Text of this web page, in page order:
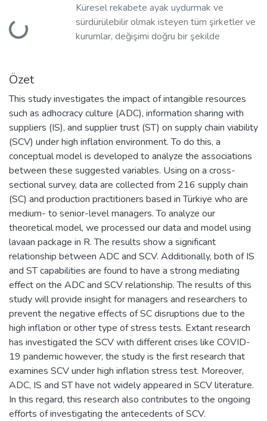
Yükleniyor...
Küresel rekabete ayak uydurmak ve
sürdürülebilir olmak isteyen tüm şirketler ve
kurumlar, değişimi doğru bir şekilde
Özet
This study investigates the impact of intangible resources
such as adhocracy culture (ADC), information sharing with
suppliers (IS), and supplier trust (ST) on supply chain viability
(SCV) under high inflation environment. To do this, a
conceptual model is developed to analyze the associations
between these suggested variables. Using on a cross-
sectional survey, data are collected from 216 supply chain
(SC) and production practitioners based in Türkiye who are
medium- to senior-level managers. To analyze our
theoretical model, we processed our data and model using
lavaan package in R. The results show a significant
relationship between ADC and SCV. Additionally, both of IS
and ST capabilities are found to have a strong mediating
effect on the ADC and SCV relationship. The results of this
study will provide insight for managers and researchers to
prevent the negative effects of SC disruptions due to the
high inflation or other type of stress tests. Extant research
has investigated the SCV with different crises like COVID-
19 pandemic however, the study is the first research that
examines SCV under high inflation stress test. Moreover,
ADC, IS and ST have not widely appeared in SCV literature.
In this regard, this research also contributes to the ongoing
efforts of investigating the antecedents of SCV.